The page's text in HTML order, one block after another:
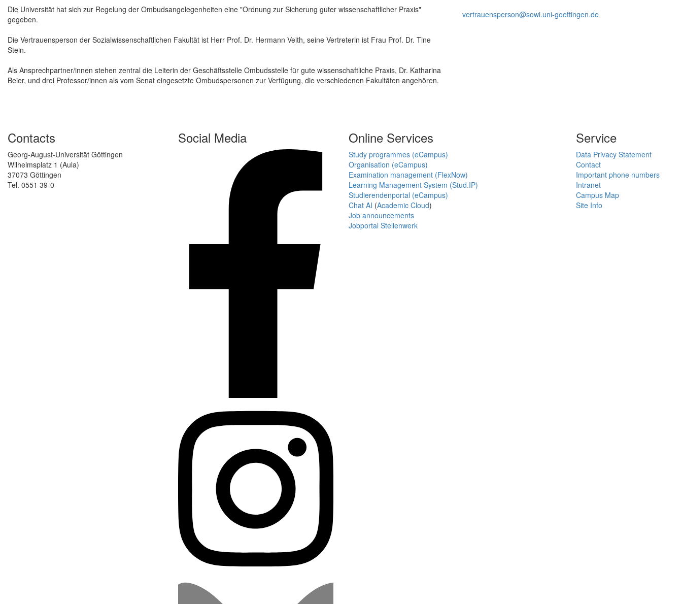
Die Universität hat sich zur Regelung der Ombudsangelegenheiten eine "Ordnung zur Sicherung guter wissenschaftlicher Praxis"
gegeben.
Die Vertrauensperson der Sozialwissenschaftlichen Fakultät ist Herr Prof. Dr. Hermann Veith, seine Vertreterin ist Frau Prof. Dr. Tine
Stein.
Als Ansprechpartner/innen stehen zentral die Leiterin der Geschäftsstelle Ombudsstelle für gute wissenschaftliche Praxis, Dr. Katharina
Beier, und drei Professor/innen als vom Senat eingesetzte Ombudspersonen zur Verfügung, die verschiedenen Fakultäten angehören.
vertrauensperson@sowi.uni-goettingen.de
Contacts
Georg-August-Universität Göttingen
Wilhelmsplatz 1 (Aula)
37073 Göttingen
Tel. 0551 39-0
Social Media Online Services
Study programmes (eCampus)
Organisation (eCampus)
Examination management (FlexNow)
Learning Management System (Stud.IP)
Studierendenportal (eCampus)
Chat AI (Academic Cloud)
Job announcements
Jobportal Stellenwerk
Service
Data Privacy Statement
Contact
Important phone numbers
Intranet
Campus Map
Site Info